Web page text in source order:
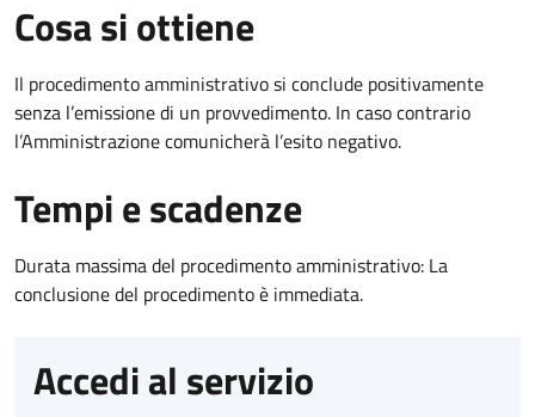
Cosa si ottiene
Il procedimento amministrativo si conclude positivamente
senza l’emissione di un provvedimento. In caso contrario
l’Amministrazione comunicherà l’esito negativo.
Tempi e scadenze
Durata massima del procedimento amministrativo: La
conclusione del procedimento è immediata.
Accedi al servizio